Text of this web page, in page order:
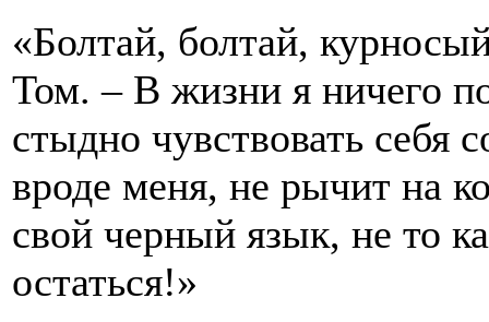
«Болтай, болтай,
Том. – В жизни я ничего
стыдно чувствовать себя
вроде меня, не рычит на
свой черный язык, не то
остаться!»